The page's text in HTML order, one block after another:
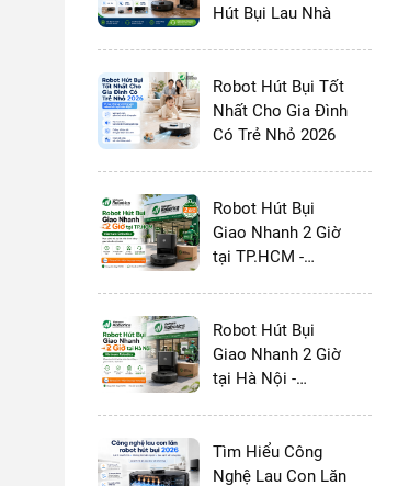
Hút Bụi Lau Nhà
Robot Hút Bụi Tốt
Nhất Cho Gia Đình
Có Trẻ Nhỏ 2026
Robot Hút Bụi
Giao Nhanh 2 Giờ
tại TP.HCM -
Robot Hút Bụi
Giao Nhanh 2 Giờ
tại Hà Nội -
Tìm Hiểu Công
Nghệ Lau Con Lăn